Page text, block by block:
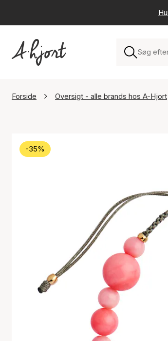
Forside Oversigt - alle brands hos A-Hjort
-35%